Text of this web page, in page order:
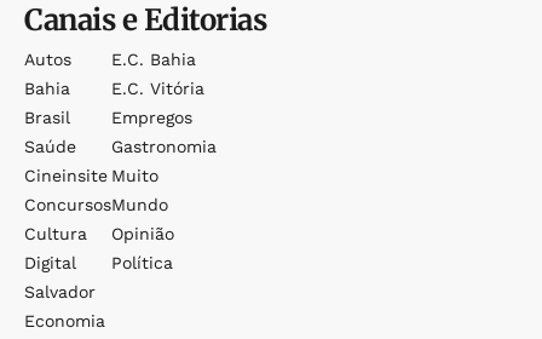
Canais e Editorias
Autos
Bahia
Brasil
Saúde
Cineinsite
Concursos
Cultura
Digital
Salvador
Economia
E.c. Bahia
E.c. Vitória
Empregos
Gastronomia
Muito
Mundo
Opinião
Política